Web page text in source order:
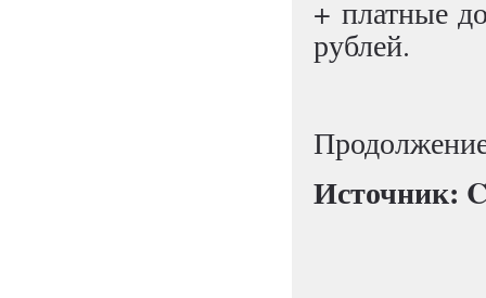
+ платные
рублей.
Источник: